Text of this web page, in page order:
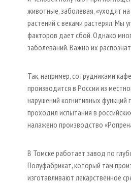
животные, заболевая, «уходят
растений с веками растерял. Мы
факторов дает сбой. Однако
заболеваний. Важно их
Так, например, сотрудниками
производится в России из
нарушений когнитивных функций
проходил испытания в
налажено производство
В Томске работает завод по
Полуфабрикат, который там
изготавливают лекарственное